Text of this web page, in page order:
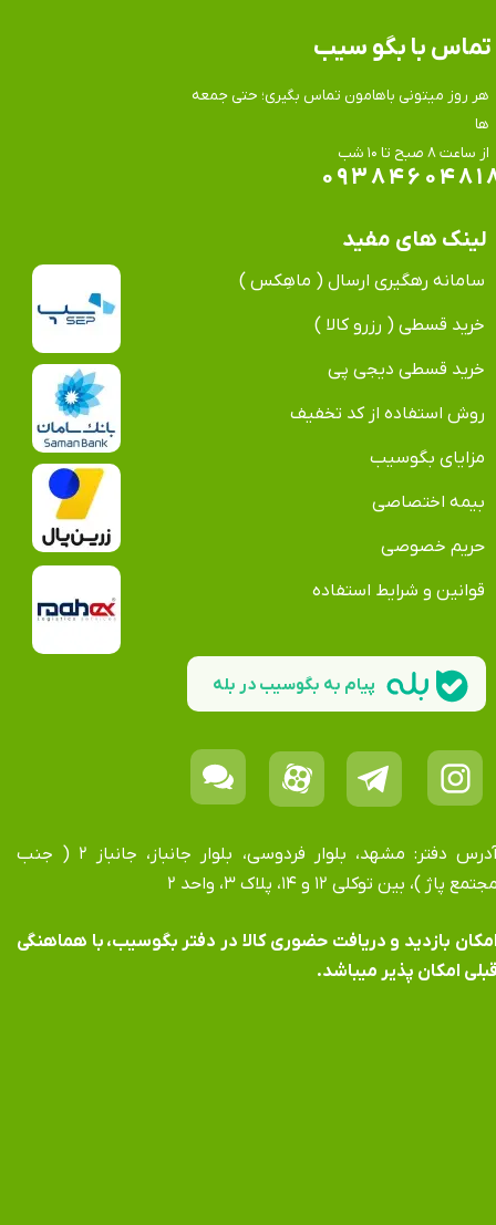
هر روز میتونی باهامون تماس بگیری؛ حتی جمعه
ها
​​​​​​​از ساعت ۸ صبح تا ۱۰ شب
تماس​​​​​​​ با بگو سیب
لینک های مفید
سامانه رهگیری ارسال ( ماهِکس )
خرید قسطی ( رزرو کالا )
خرید قسطی دیجی پی
روش استفاده از کد تخفیف
مزایای بگوسیب
بیمه اختصاصی
حریم خصوصی
قوانین و شرایط استفاده
آدرس دفتر: مشهد، بلوار فردوسی، بلوار جانباز، جانباز ۲ ( جنب
پاژ )، بین توکلی ۱۲ و ۱۴، پلاک ۳، واحد ۲
بازدید و دریافت حضوری کالا در دفتر بگوسیب، با هماهنگی
امکان پذیر میباشد.
پیام به بگوسیب در بله